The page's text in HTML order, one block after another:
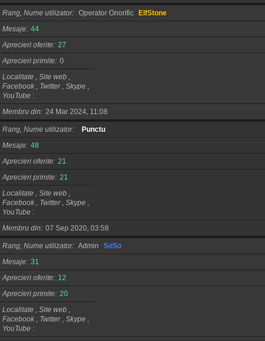
Rang, Nume utilizator Operator Onorific ElfStone
Mesaje 44
Aprecieri oferite 27
Aprecieri primite 0
Localitate , Site web ,
Facebook , Twitter , Skype ,
YouTube
Membru din
24 Mar 2024, 11:08
Rang, Nume utilizator
Punctu
Mesaje 48
Aprecieri oferite 21
Aprecieri primite 21
Localitate , Site web ,
Facebook , Twitter , Skype ,
YouTube
Membru din
07 Sep 2020, 03:58
Rang, Nume utilizator Admin
SoSo
Mesaje 31
Aprecieri oferite
12
Aprecieri primite 20
Localitate , Site web ,
Facebook , Twitter , Skype ,
YouTube